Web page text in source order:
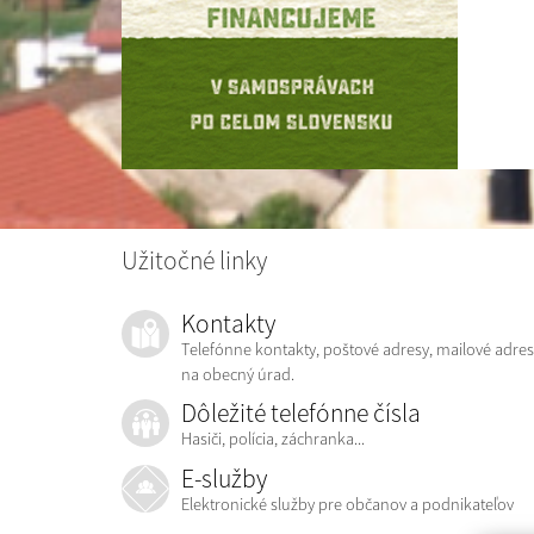
Užitočné linky
Kontakty
Telefónne kontakty, poštové adresy, mailové
na obecný úrad.
Dôležité telefónne čísla
Hasiči, polícia, záchranka...
E-služby
Elektronické služby pre občanov a podnikateľov